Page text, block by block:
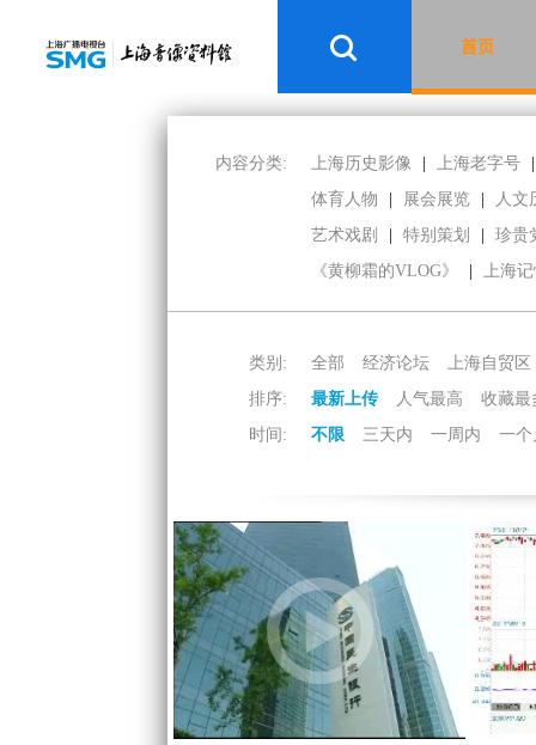
首页
内容分类: 上海历史影像 上海老字号
体育人物
展会展览
人文
艺术戏剧
特别策划
珍贵
《黄柳霜的VLOG》
上海
类别: 全部 经济论坛
上海自贸区
排序:
最新上传 人气最高
收藏最
时间:
不限 三天内 一周内 一个